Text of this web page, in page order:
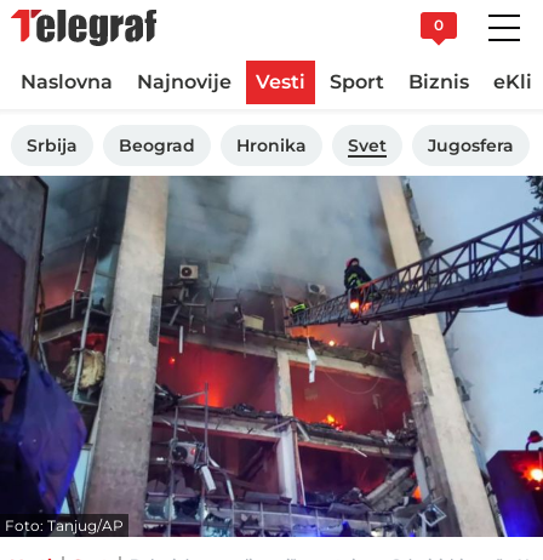
0
Naslovna Najnovije Vesti Sport Biznis
Srbija Beograd Hronika Svet Jugosfera
Foto: Tanjug/AP